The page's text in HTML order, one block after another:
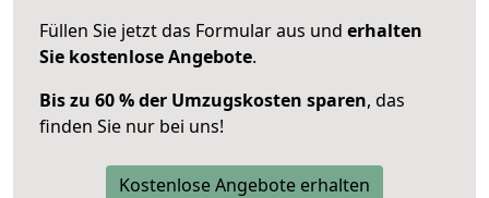
Füllen Sie jetzt das Formular aus und erhalten
Sie kostenlose Angebote.
Bis zu 60 % der Umzugskosten sparen, das
finden Sie nur bei uns!
Kostenlose Angebote erhalten